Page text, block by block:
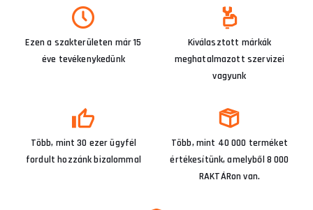
Ezen a szakterületen már 15
éve tevékenykedünk
Kiválasztott márkák
meghatalmazott szervizei
vagyunk
Több, mint 30 ezer ügyfél
fordult hozzánk bizalommal
Több, mint 40 000 terméket
értékesítünk, amelyből 8 000
RAKTÁRon van.